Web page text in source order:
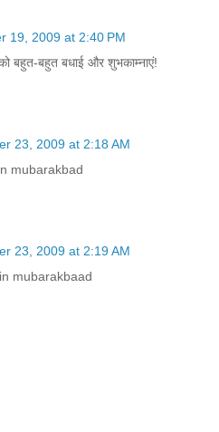
19, 2009 at 2:40 PM
बहुत-बहुत बधाई और शुभकाम्नाएं!
23, 2009 at 2:18 AM
mubarakbad
23, 2009 at 2:19 AM
mubarakbaad